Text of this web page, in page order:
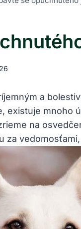
a
existuje mnoho
na
za